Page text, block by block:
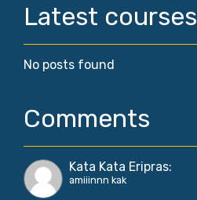
Latest courses
No posts found
Comments
Kata Kata Eripras:
amiiinnn kak